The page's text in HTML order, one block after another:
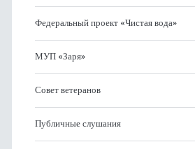
Федеральный проект «Чистая вода»
МУП «Заря»
Совет ветеранов
Публичные слушания